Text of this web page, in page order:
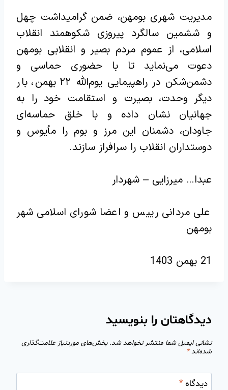
مدیریت شهری بومهن، ضمن گرامیداشت چهل
و ششمین سالگرد پیروزی شکوهمند انقلاب
اسلامی، از عموم مردم بصیر و انقلابی بومهن
دعوت می‌نماید تا با حضوری حماسی و
دشمن‌شکن در راهپیمایی یوم‌الله ۲۲ بهمن، بار
دیگر وحدت، بصیرت و استقامت خود را به
جهانیان نشان داده و با خلق حماسه‌ای
جاودان، دشمنان این مرز و بوم را مأیوس و
دوستداران انقلاب را سرافراز سازند.
عبدا… میرزایی – شهردار
علی مردانی رییس و اعضا شورای اسلامی شهر
بومهن
21 بهمن 1403
دیدگاهتان را بنویسید
نشانی ایمیل شما منتشر نخواهد شد. بخش‌های موردنیاز علامت‌گذاری
شده‌اند*
دیدگاه*